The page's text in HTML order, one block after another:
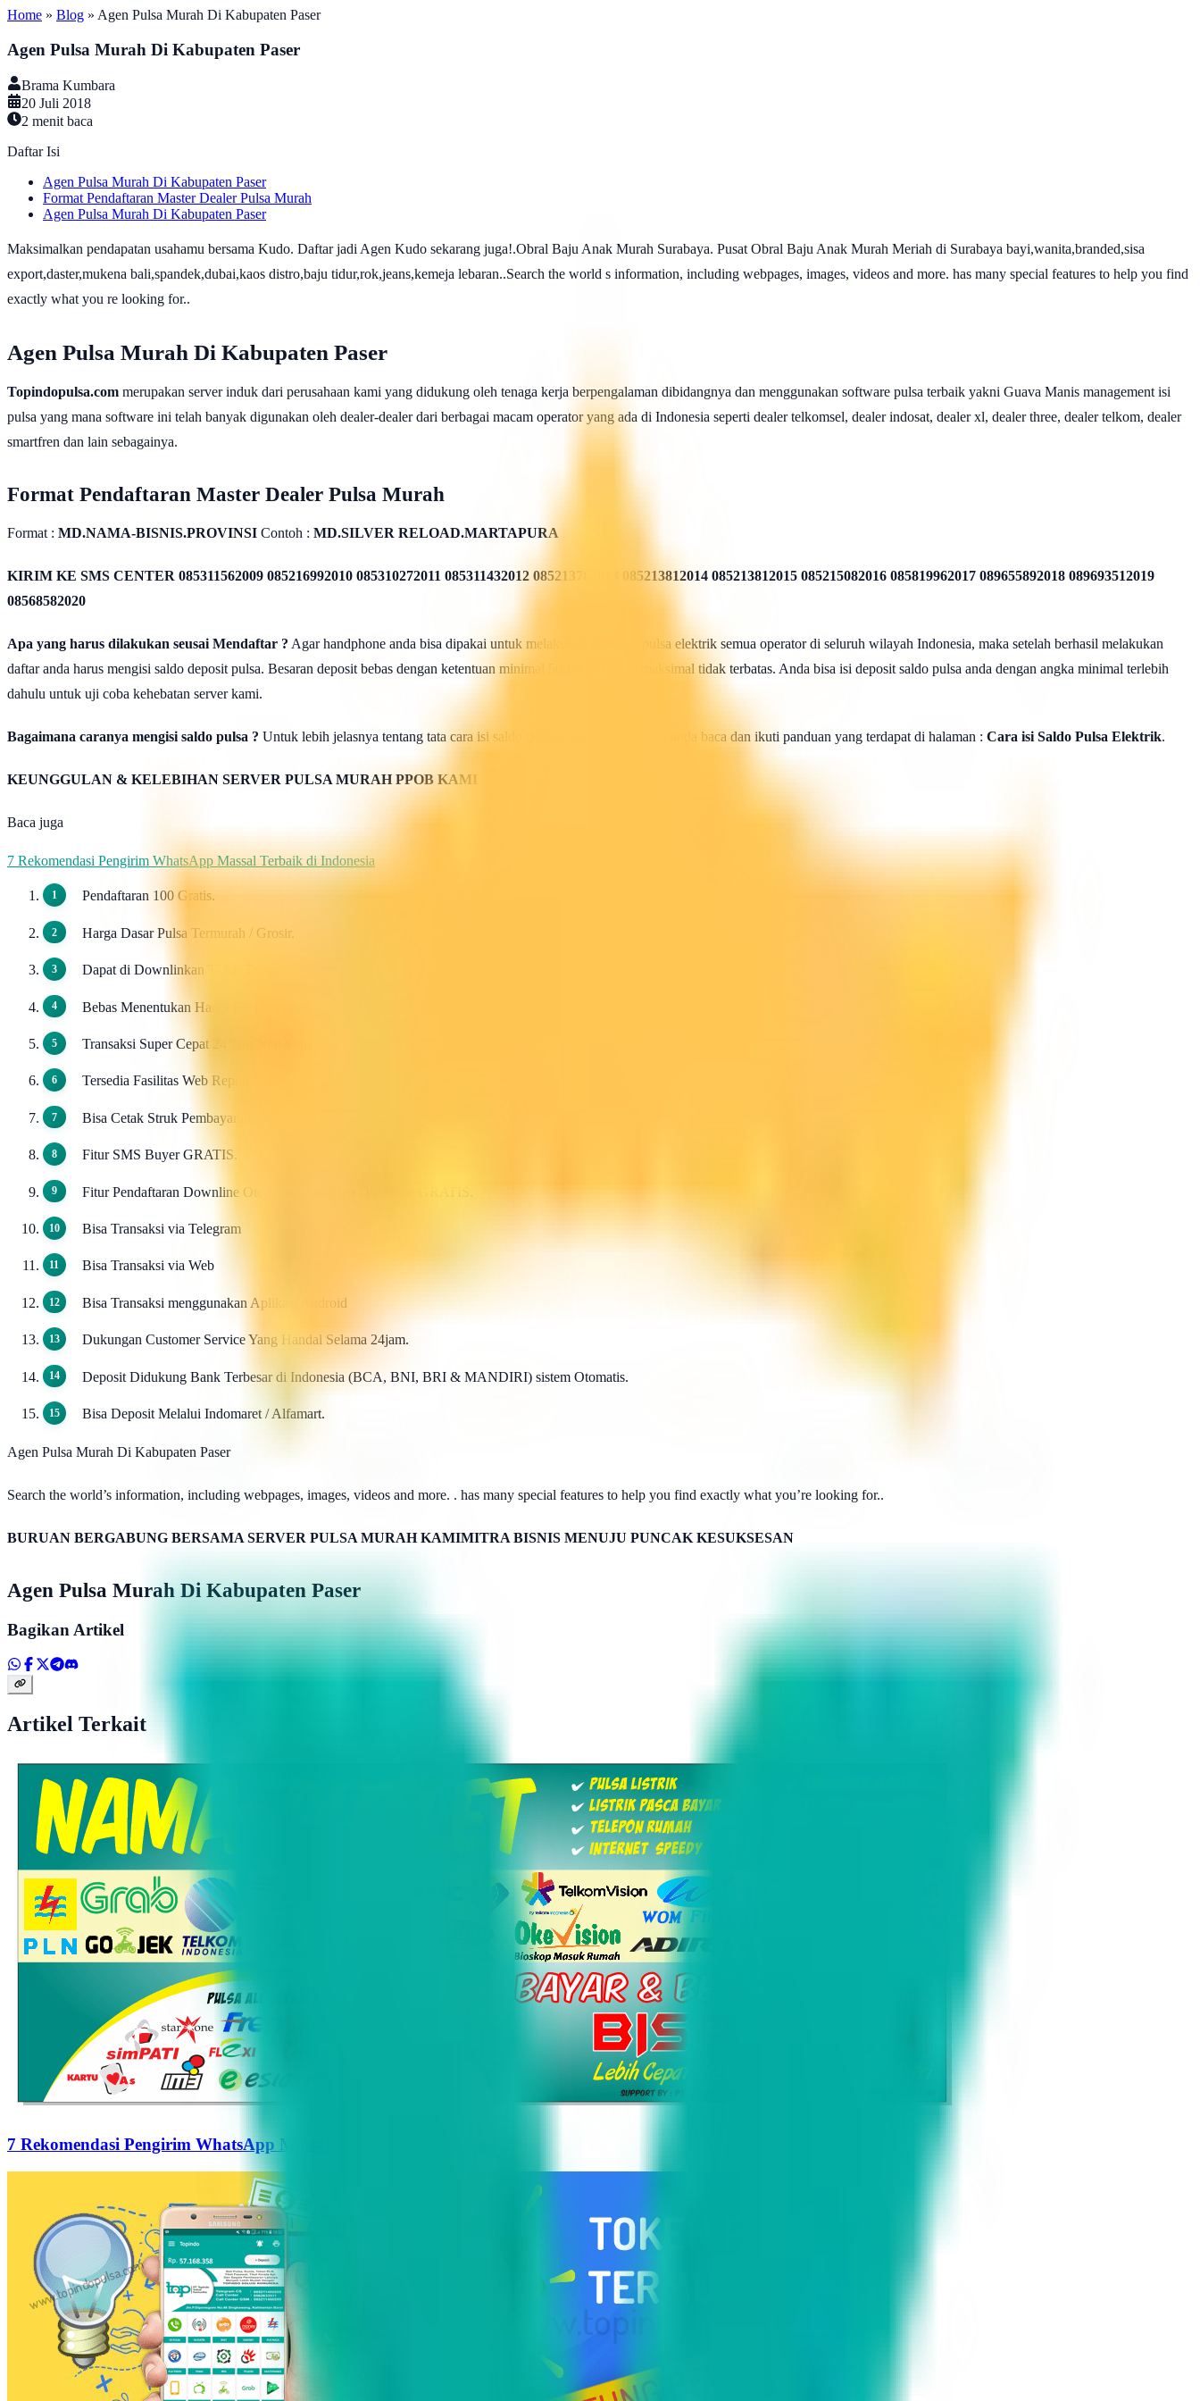
Home » Blog » Agen Pulsa Murah Di Kabupaten Paser
Agen Pulsa Murah Di Kabupaten Paser
Brama Kumbara
20 Juli 2018
2 menit baca
Daftar Isi
Agen Pulsa Murah Di Kabupaten Paser
Format Pendaftaran Master Dealer Pulsa Murah
Agen Pulsa Murah Di Kabupaten Paser
Maksimalkan pendapatan usahamu bersama Kudo. Daftar jadi Agen Kudo sekarang juga!.Obral Baju Anak Murah Surabaya. Pusat Obral Baju Anak Murah Meriah di Surabaya bayi,wanita,branded,sisa
export,daster,mukena bali,spandek,dubai,kaos distro,baju tidur,rok,jeans,kemeja lebaran..Search the world s information, including webpages, images, videos and more. has many special features to help you find
exactly what you re looking for..
Agen Pulsa Murah Di Kabupaten Paser
Topindopulsa.com merupakan server induk dari perusahaan kami yang didukung oleh tenaga kerja berpengalaman dibidangnya dan menggunakan software pulsa terbaik yakni Guava Manis management isi
pulsa yang mana software ini telah banyak digunakan oleh dealer-dealer dari berbagai macam operator yang ada di Indonesia seperti dealer telkomsel, dealer indosat, dealer xl, dealer three, dealer telkom, dealer
smartfren dan lain sebagainya.
Format Pendaftaran Master Dealer Pulsa Murah
Format : MD.NAMA-BISNIS.PROVINSI Contoh : MD.SILVER RELOAD.MARTAPURA
KIRIM KE SMS CENTER 085311562009 085216992010 085310272011 085311432012 085213782013 085213812014 085213812015 085215082016 085819962017 089655892018 089693512019
08568582020
Apa yang harus dilakukan seusai Mendaftar ? Agar handphone anda bisa dipakai untuk melakukan isi ulang pulsa elektrik semua operator di seluruh wilayah Indonesia, maka setelah berhasil melakukan
daftar anda harus mengisi saldo deposit pulsa. Besaran deposit bebas dengan ketentuan minimal 50rb rupiah dan maksimal tidak terbatas. Anda bisa isi deposit saldo pulsa anda dengan angka minimal terlebih
dahulu untuk uji coba kehebatan server kami.
Bagaimana caranya mengisi saldo pulsa ? Untuk lebih jelasnya tentang tata cara isi saldo deposit pulsa ini silahkan anda baca dan ikuti panduan yang terdapat di halaman : Cara isi Saldo Pulsa Elektrik.
KEUNGGULAN & KELEBIHAN SERVER PULSA MURAH PPOB KAMI
Baca juga
7 Rekomendasi Pengirim WhatsApp Massal Terbaik di Indonesia
Pendaftaran 100 Gratis.
Harga Dasar Pulsa Termurah / Grosir.
Dapat di Downlinkan Tidak Terbatas.
Bebas Menentukan Harga Ke Downline.
Transaksi Super Cepat 24 Jam Non Stop.
Tersedia Fasilitas Web Report.
Bisa Cetak Struk Pembayaran.
Fitur SMS Buyer GRATIS.
Fitur Pendaftaran Downline Otomatis / AutoReg Downline GRATIS.
Bisa Transaksi via Telegram
Bisa Transaksi via Web
Bisa Transaksi menggunakan Aplikasi Android
Dukungan Customer Service Yang Handal Selama 24jam.
Deposit Didukung Bank Terbesar di Indonesia (BCA, BNI, BRI & MANDIRI) sistem Otomatis.
Bisa Deposit Melalui Indomaret / Alfamart.
Agen Pulsa Murah Di Kabupaten Paser
Search the world’s information, including webpages, images, videos and more. . has many special features to help you find exactly what you’re looking for..
BURUAN BERGABUNG BERSAMA SERVER PULSA MURAH KAMIMITRA BISNIS MENUJU PUNCAK KESUKSESAN
Agen Pulsa Murah Di Kabupaten Paser
Bagikan Artikel
Artikel Terkait
7 Rekomendasi Pengirim WhatsApp Massal Terbaik di Indonesia